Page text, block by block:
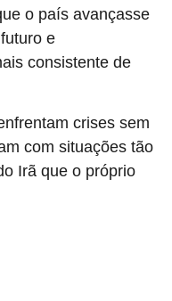
o país avançasse
e
consistente de
crises sem
com situações tão
Irã que o próprio